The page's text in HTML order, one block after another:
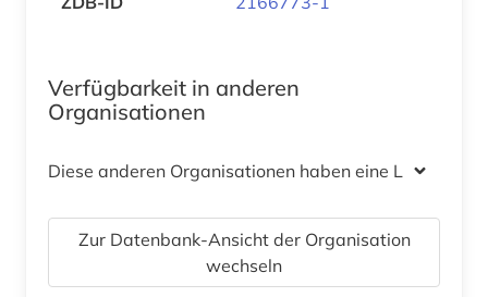
Verfügbarkeit in anderen
Organisationen
Diese anderen Organisationen haben eine Lizenz
Zur Datenbank-Ansicht der Organisation
wechseln